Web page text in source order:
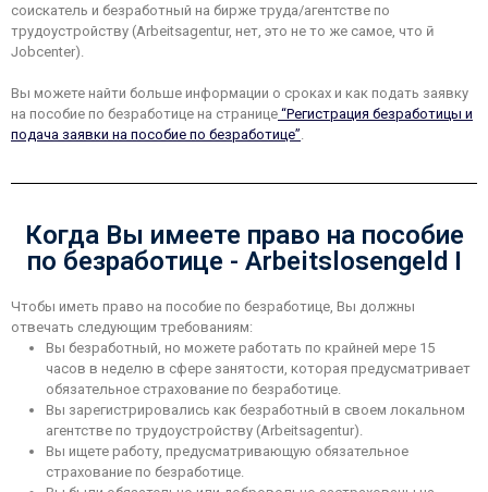
соискатель и безработный на бирже труда/агентстве по
трудоустройству (Аrbeitsagentur, нет, это не то же самое, что ӣ
Jobcenter).
Вы можете найти больше информации о сроках и как подать заявку
на пособие по безработице на странице “Регистрация безработицы и
подача заявки на пособие по безработице”.
Когда Вы имеете право на пособие
по безработице - Arbeitslosengeld I
Чтобы иметь право на пособие по безработице, Вы должны
отвечать следующим требованиям:
Вы безработный, но можете работать по крайней мере 15
часов в неделю в сфере занятости, которая предусматривает
обязательное страхование по безработице.
Вы зарегистрировались как безработный в своем локальном
агентстве по трудоустройству (Arbeitsagentur).
Вы ищете работу, предусматривающую обязательное
страхование по безработице.